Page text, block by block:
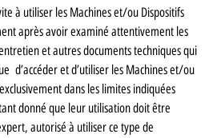
à utiliser les Machines et/ou Dispositifs
après avoir examiné attentivement les
et autres documents techniques qui
d’accéder et d’utiliser les Machines et/ou
dans les limites indiquées
donné que leur utilisation doit être
autorisé à utiliser ce type de